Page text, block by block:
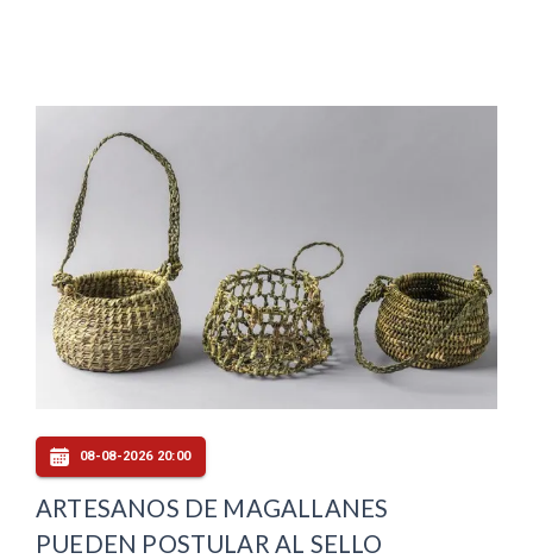
08-08-2026 20:00
ARTESANOS DE MAGALLANES
PUEDEN POSTULAR AL SELLO